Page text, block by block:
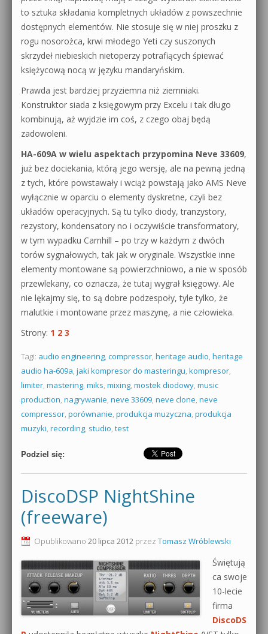
to sztuka składania kompletnych układów z powszechnie
dostępnych elementów. Nie stosuje się w niej proszku z
rogu nosorożca, krwi młodego Yeti czy suszonych
skrzydeł niebieskich nietoperzy potrafiących śpiewać
księżycową nocą w języku mandaryńskim.
Prawda jest bardziej przyziemna niż ziemniaki.
Konstruktor siada z księgowym przy Excelu i tak długo
kombinują, aż wyjdzie im coś, z czego obaj będą
zadowoleni.
HA-609A w wielu aspektach przypomina Neve 33609,
już bez dociekania, którą jego wersję, ale na pewną jedną
z tych, które powstawały i wciąż powstają jako AMS Neve
wyłącznie w oparciu o elementy dyskretne, czyli bez
układów operacyjnych. Są tu tylko diody, tranzystory,
rezystory, kondensatory no i oczywiście transformatory,
w tym wypadku Carnhill – po trzy w każdym z dwóch
torów sygnałowych, tak jak w oryginale. Wszystkie inne
elementy montowane są powierzchniowo, a nie w sposób
przewlekany, co oznacza, że tutaj wygrał księgowy. Ale
nie lękajmy się, to są dobre podzespoły, tyle tylko, że
malutkie i montowane przez maszynę, a nie człowieka.
Strony: 1 2 3
Tagi: audio engineering, compressor, heritage audio, heritage
audio ha-609a, jaki kompresor do masteringu, kompresor,
limiter, mastering, miks, mixing, mostek diodowy, music
production, nagrywanie, neve 33609, neve clone, neve
compressor, porównanie, produkcja muzyczna, produkcja
muzyki, recording, studio, test
Podziel się:
DiscoDSP NightShine
(freeware)
Opublikowano 20 lipca 2012 przez Tomasz Wróblewski
Świętują
ca swoje
10-lecie
firma
DiscoDS